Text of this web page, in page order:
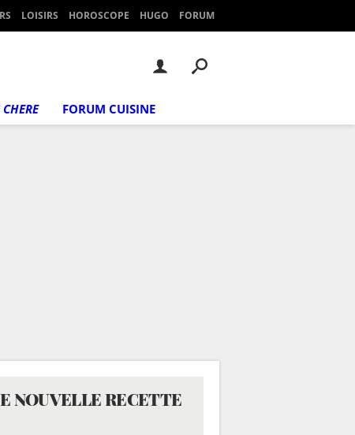
LOISIRS HOROSCOPE HUGO FORUM
FORUM CUISINE
NOUVELLE RECETTE